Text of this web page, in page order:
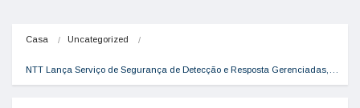
Casa Uncategorized
NTT Lança Serviço de Segurança de Detecção e Resposta Gerenciadas,…